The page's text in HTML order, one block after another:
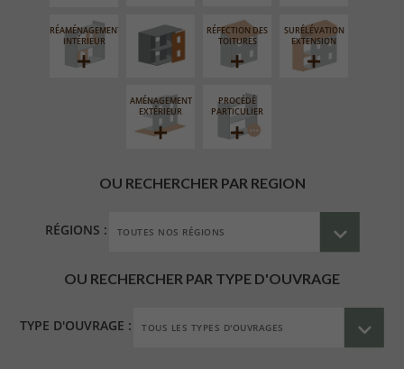
RÉAMÉNAGEMENT
INTÉRIEUR
RÉFECTION DES
TOITURES
SURÉLÉVATION
EXTENSION
AMÉNAGEMENT
EXTÉRIEUR
PROCÉDÉ
PARTICULIER
OU RECHERCHER PAR REGION
RÉGIONS :
OU RECHERCHER PAR TYPE D'OUVRAGE
TYPE D'OUVRAGE :